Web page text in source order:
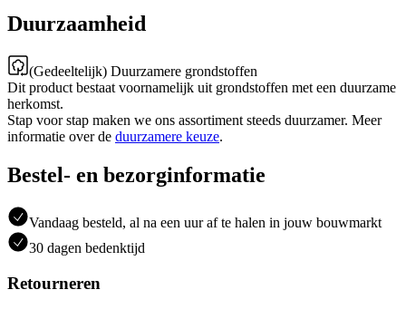
Duurzaamheid
(Gedeeltelijk) Duurzamere grondstoffen
Dit product bestaat voornamelijk uit grondstoffen met een duurzame
herkomst.
Stap voor stap maken we ons assortiment steeds duurzamer. Meer
informatie over de duurzamere keuze.
Bestel- en bezorginformatie
Vandaag besteld, al na een uur af te halen in jouw bouwmarkt
30 dagen bedenktijd
Retourneren